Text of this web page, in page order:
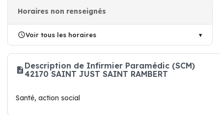
Horaires non renseignés
Voir tous les horaires
Description de Infirmier Paramédic (SCM)
42170 SAINT JUST SAINT RAMBERT
Santé, action social